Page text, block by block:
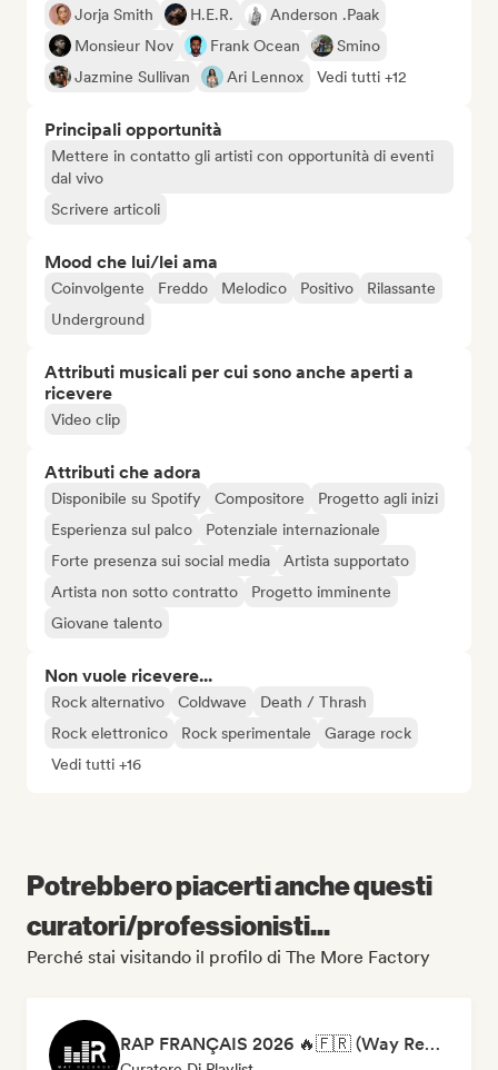
Jorja Smith H.E.R.
Anderson .Paak
Monsieur Nov
Frank Ocean
Smino
Jazmine Sullivan
Ari Lennox Vedi tutti +12
Principali opportunità
Mettere in contatto gli artisti con opportunità di eventi
dal vivo
Scrivere articoli
Mood che lui/lei ama
Coinvolgente Freddo Melodico Positivo
Rilassante
Underground
Attributi musicali per cui sono anche aperti a
ricevere
Video clip
Attributi che adora
Disponibile su Spotify Compositore
Progetto agli inizi
Esperienza sul palco
Potenziale internazionale
Forte presenza sui social media
Artista supportato
Artista non sotto contratto
Progetto imminente
Giovane talento
Non vuole ricevere...
Rock alternativo Coldwave
Death / Thrash
Rock elettronico
Rock sperimentale
Garage rock
Vedi tutti +16
Potrebbero piacerti anche questi
curatori/professionisti...
Perché stai visitando il profilo di The More Factory
RAP FRANÇAIS 2026 🔥🇫🇷 (Way Records)